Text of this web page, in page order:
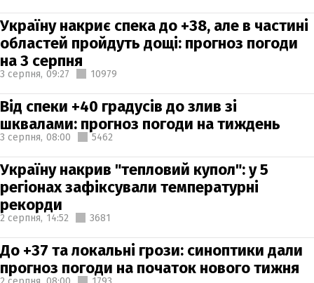
Україну накриє спека до +38, але в частині
областей пройдуть дощі: прогноз погоди
на 3 серпня
3 серпня, 09:27 10979
Від спеки +40 градусів до злив зі
шквалами: прогноз погоди на тиждень
3 серпня, 08:00 5462
Україну накрив "тепловий купол": у 5
регіонах зафіксували температурні
рекорди
2 серпня, 14:52 3681
До +37 та локальні грози: синоптики дали
прогноз погоди на початок нового тижня